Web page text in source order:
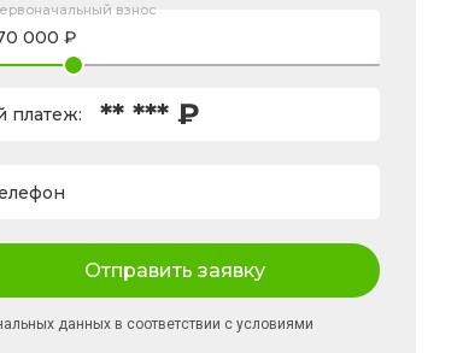
взнос
платеж: ** *** ₽
Отправить заявку
данных в соответствии с условиями